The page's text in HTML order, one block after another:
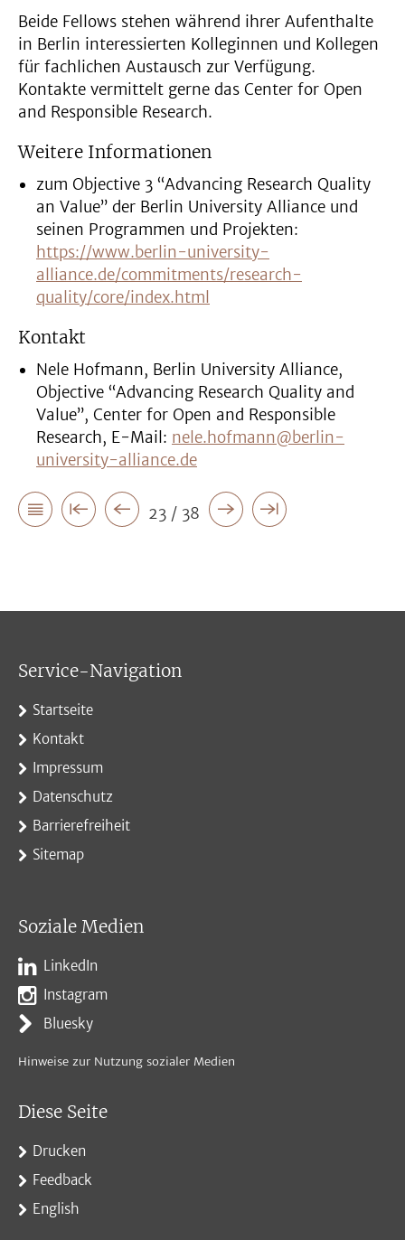
Beide Fellows stehen während ihrer Aufenthalte
in Berlin interessierten Kolleginnen und Kollegen
für fachlichen Austausch zur Verfügung.
Kontakte vermittelt gerne das Center for Open
and Responsible Research.
Weitere Informationen
zum Objective 3 “Advancing Research Quality
an Value” der Berlin University Alliance und
seinen Programmen und Projekten:
https://www.berlin-university-
alliance.de/commitments/research-
quality/core/index.html
Kontakt
Nele Hofmann, Berlin University Alliance,
Objective “Advancing Research Quality and
Value”, Center for Open and Responsible
Research, E-Mail: nele.hofmann@berlin-
university-alliance.de
23 / 38
Service-Navigation
Startseite
Kontakt
Impressum
Datenschutz
Barrierefreiheit
Sitemap
Soziale Medien
LinkedIn
Instagram
Bluesky
Hinweise zur Nutzung sozialer Medien
Diese Seite
Drucken
Feedback
English